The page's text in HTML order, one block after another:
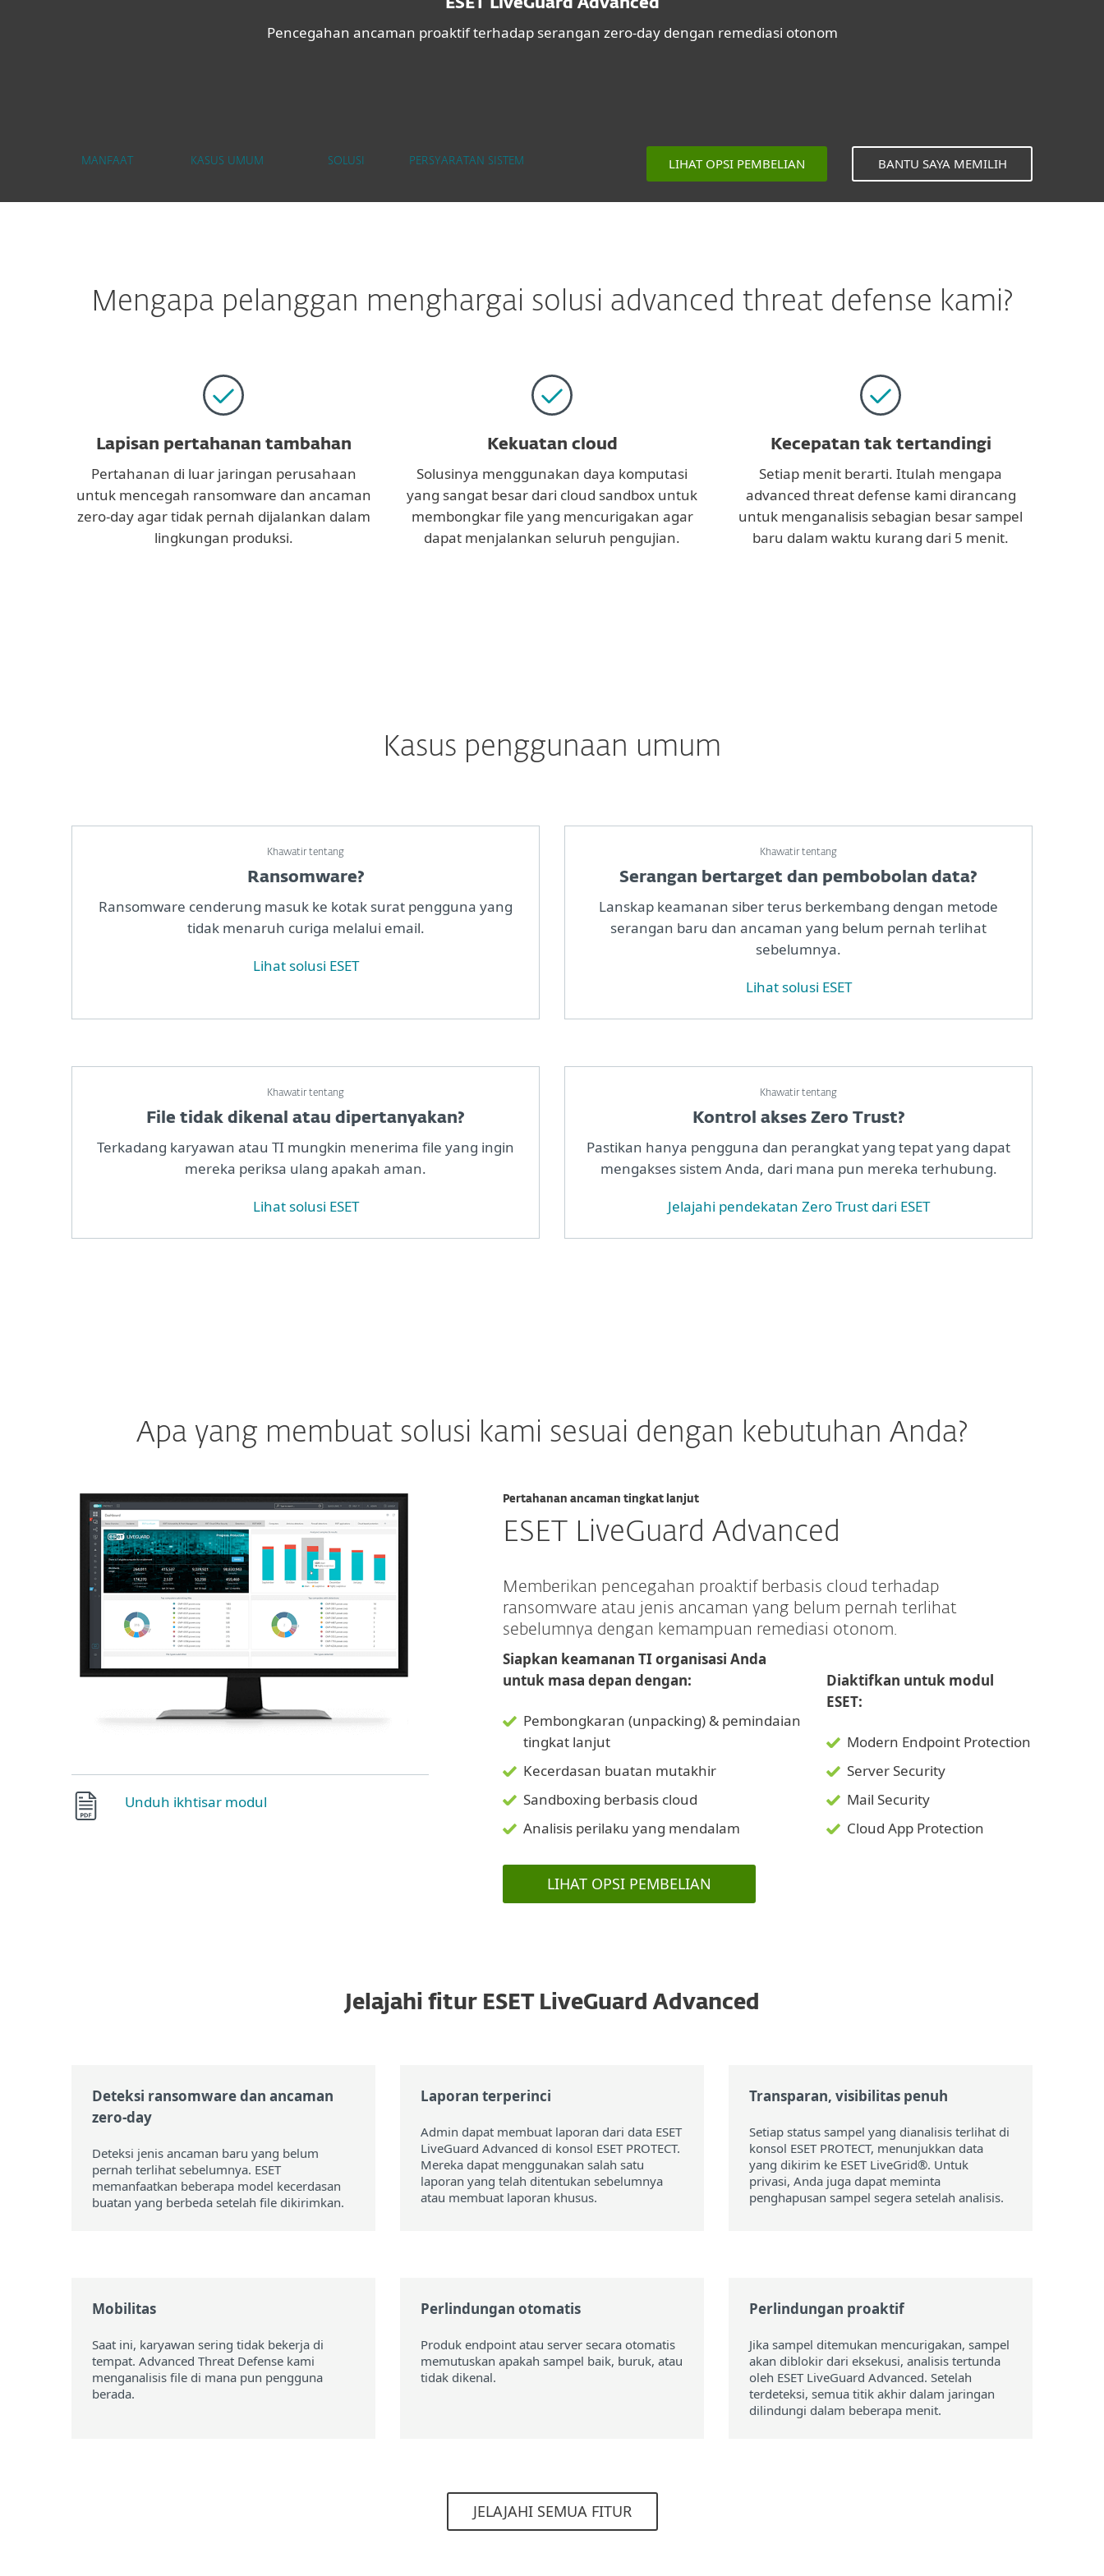
ESET LiveGuard Advanced
Pencegahan ancaman proaktif terhadap serangan zero-day dengan remediasi otonom
MANFAAT KASUS UMUM SOLUSI PERSYARATAN SISTEM LIHAT OPSI PEMBELIAN BANTU SAYA MEMILIH
Mengapa pelanggan menghargai solusi advanced threat defense kami?
Lapisan pertahanan tambahan
Pertahanan di luar jaringan perusahaan
untuk mencegah ransomware dan ancaman
zero-day agar tidak pernah dijalankan dalam
lingkungan produksi.
Kekuatan cloud
Solusinya menggunakan daya komputasi
yang sangat besar dari cloud sandbox untuk
membongkar file yang mencurigakan agar
dapat menjalankan seluruh pengujian.
Kecepatan tak tertandingi
Setiap menit berarti. Itulah mengapa
advanced threat defense kami dirancang
untuk menganalisis sebagian besar sampel
baru dalam waktu kurang dari 5 menit.
Kasus penggunaan umum
Khawatir tentang
Ransomware?
Ransomware cenderung masuk ke kotak surat pengguna yang
tidak menaruh curiga melalui email.
Lihat solusi ESET
Khawatir tentang
Serangan bertarget dan pembobolan data?
Lanskap keamanan siber terus berkembang dengan metode
serangan baru dan ancaman yang belum pernah terlihat
sebelumnya.
Lihat solusi ESET
Khawatir tentang
File tidak dikenal atau dipertanyakan?
Terkadang karyawan atau TI mungkin menerima file yang ingin
mereka periksa ulang apakah aman.
Lihat solusi ESET
Khawatir tentang
Kontrol akses Zero Trust?
Pastikan hanya pengguna dan perangkat yang tepat yang dapat
mengakses sistem Anda, dari mana pun mereka terhubung.
Jelajahi pendekatan Zero Trust dari ESET
Apa yang membuat solusi kami sesuai dengan kebutuhan Anda?
Unduh ikhtisar modul
Pertahanan ancaman tingkat lanjut
ESET LiveGuard Advanced
Memberikan pencegahan proaktif berbasis cloud terhadap
ransomware atau jenis ancaman yang belum pernah terlihat
sebelumnya dengan kemampuan remediasi otonom.
Siapkan keamanan TI organisasi Anda
untuk masa depan dengan:
Pembongkaran (unpacking) & pemindaian
tingkat lanjut
Kecerdasan buatan mutakhir
Sandboxing berbasis cloud
Analisis perilaku yang mendalam
Diaktifkan untuk modul
ESET:
Modern Endpoint Protection
Server Security
Mail Security
Cloud App Protection
LIHAT OPSI PEMBELIAN
Jelajahi fitur ESET LiveGuard Advanced
Deteksi ransomware dan ancaman
zero-day
Deteksi jenis ancaman baru yang belum
pernah terlihat sebelumnya. ESET
memanfaatkan beberapa model kecerdasan
buatan yang berbeda setelah file dikirimkan.
Laporan terperinci
Admin dapat membuat laporan dari data ESET
LiveGuard Advanced di konsol ESET PROTECT.
Mereka dapat menggunakan salah satu
laporan yang telah ditentukan sebelumnya
atau membuat laporan khusus.
Transparan, visibilitas penuh
Setiap status sampel yang dianalisis terlihat di
konsol ESET PROTECT, menunjukkan data
yang dikirim ke ESET LiveGrid®. Untuk
privasi, Anda juga dapat meminta
penghapusan sampel segera setelah analisis.
Mobilitas
Saat ini, karyawan sering tidak bekerja di
tempat. Advanced Threat Defense kami
menganalisis file di mana pun pengguna
berada.
Perlindungan otomatis
Produk endpoint atau server secara otomatis
memutuskan apakah sampel baik, buruk, atau
tidak dikenal.
Perlindungan proaktif
Jika sampel ditemukan mencurigakan, sampel
akan diblokir dari eksekusi, analisis tertunda
oleh ESET LiveGuard Advanced. Setelah
terdeteksi, semua titik akhir dalam jaringan
dilindungi dalam beberapa menit.
JELAJAHI SEMUA FITUR